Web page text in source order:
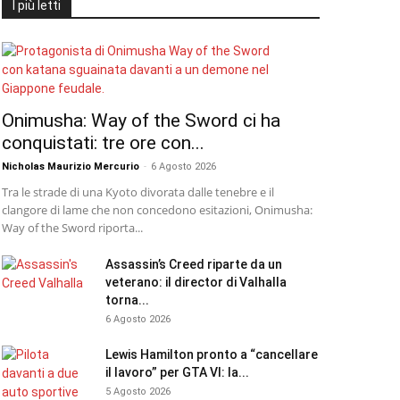
I più letti
Onimusha: Way of the Sword ci ha
conquistati: tre ore con...
Nicholas Maurizio Mercurio - 6 Agosto 2026
Tra le strade di una Kyoto divorata dalle tenebre e il
clangore di lame che non concedono esitazioni, Onimusha:
Way of the Sword riporta...
Assassin’s Creed riparte da un
veterano: il director di Valhalla
torna...
6 Agosto 2026
Lewis Hamilton pronto a “cancellare
il lavoro” per GTA VI: la...
5 Agosto 2026